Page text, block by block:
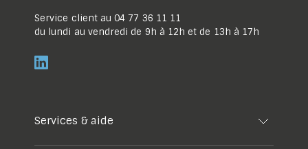
Service client au 04 77 36 11 11
du lundi au vendredi de 9h à 12h et de 13h à 17h
Services & aide